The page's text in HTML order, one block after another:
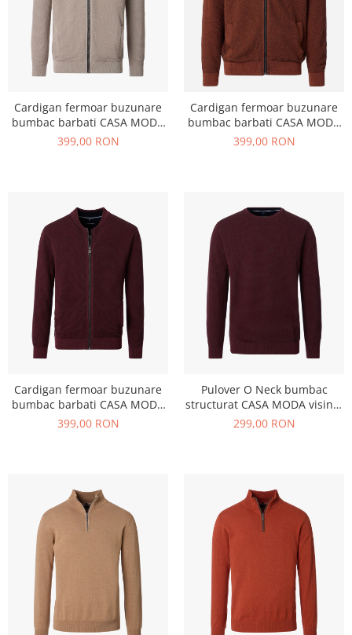
Cardigan fermoar buzunare
bumbac barbati CASA MODA
bej
399,00 RON
Cardigan fermoar buzunare
bumbac barbati CASA MODA
portocaliu inchis
399,00 RON
Cardigan fermoar buzunare
bumbac barbati CASA MODA
visiniu
399,00 RON
Pulover O Neck bumbac
structurat CASA MODA visiniu
inchis
299,00 RON